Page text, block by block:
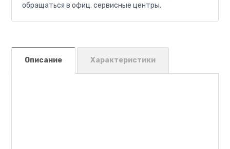
обращаться в офиц. сервисные центры.
Описание Характеристики